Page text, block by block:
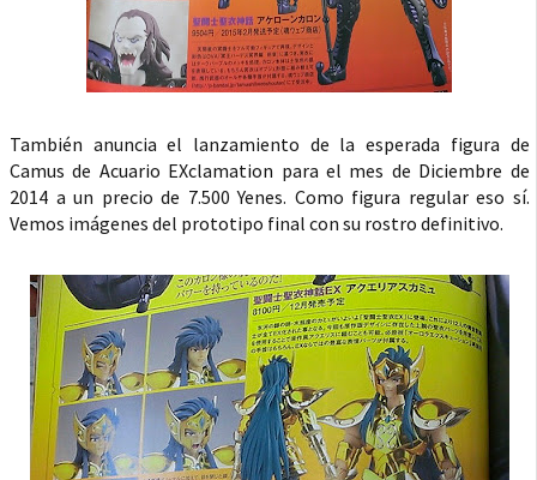
También anuncia el lanzamiento de la esperada figura de
Camus de Acuario EXclamation para el mes de Diciembre de
2014 a un precio de 7.500 Yenes. Como figura regular eso sí.
Vemos imágenes del prototipo final con su rostro definitivo.